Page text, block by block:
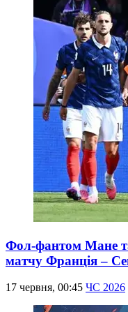
Фол-фантом Мане
матчу Франція –
17 червня, 00:45 ЧС 2026